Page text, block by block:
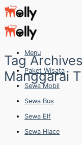
Skip
to
content
Menu
Paket Wisata
Sewa Mobil
Sewa Bus
Sewa Elf
Sewa Hiace
Tag
Manggarai